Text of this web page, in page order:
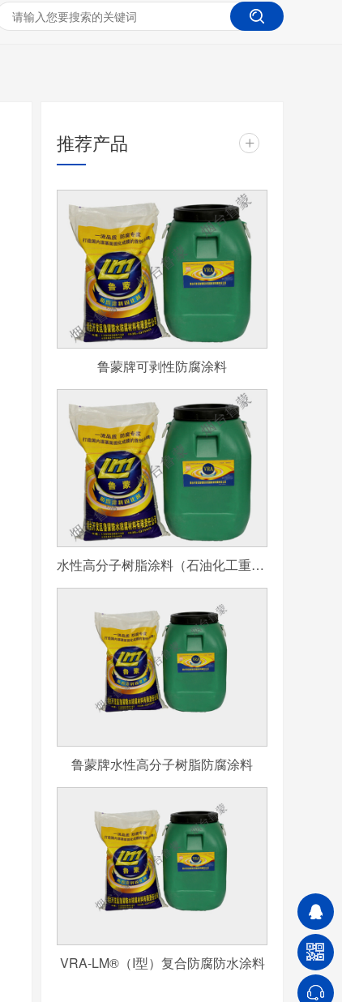
推荐产品 +
鲁蒙牌可剥性防腐涂料
水性高分子树脂涂料（石油化工重防腐用）
鲁蒙牌水性高分子树脂防腐涂料
VRA-LM®（I型）复合防腐防水涂料